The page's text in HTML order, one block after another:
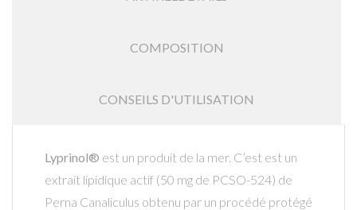
COMPOSITION
CONSEILS D'UTILISATION
Lyprinol® est un produit de la mer. C’est est un
extrait lipidique actif (50 mg de PCSO-524) de
Perna Canaliculus obtenu par un procédé protégé